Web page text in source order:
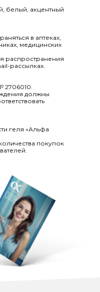
белый, акцентный
в аптеках,
медицинских
распространения
рассылках.
2706010.
должны
геля «Альфа
покупок